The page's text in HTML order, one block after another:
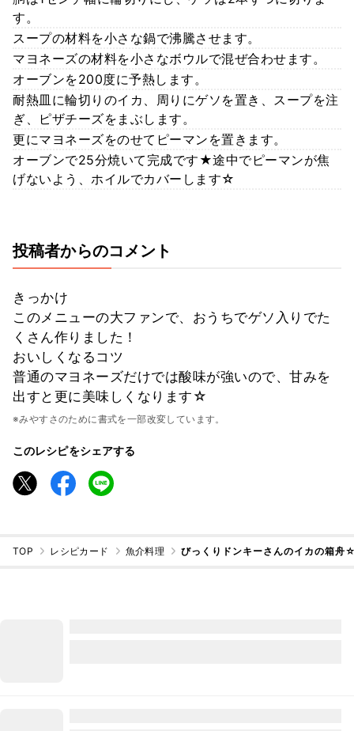
す。
スープの材料を小さな鍋で沸騰させます。
マヨネーズの材料を小さなボウルで混ぜ合わせます。
オーブンを200度に予熱します。
耐熱皿に輪切りのイカ、周りにゲソを置き、スープを注
ぎ、ピザチーズをまぶします。
更にマヨネーズをのせてピーマンを置きます。
オーブンで25分焼いて完成です★途中でピーマンが焦
げないよう、ホイルでカバーします☆
投稿者からのコメント
きっかけ
このメニューの大ファンで、おうちでゲソ入りでた
くさん作りました！
おいしくなるコツ
普通のマヨネーズだけでは酸味が強いので、甘みを
出すと更に美味しくなります☆
※みやすさのために書式を一部改変しています。
このレシピをシェアする
TOP レシピカード 魚介料理 びっくりドンキーさんのイカの箱舟